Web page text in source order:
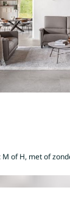
of H, met of